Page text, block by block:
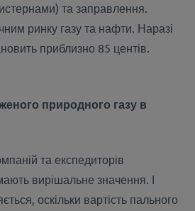
та заправлення.
ринку газу та нафти. Наразі
приблизно 85 центів.
природного газу в
та експедиторів
вирішальне значення. І
оскільки вартість пального